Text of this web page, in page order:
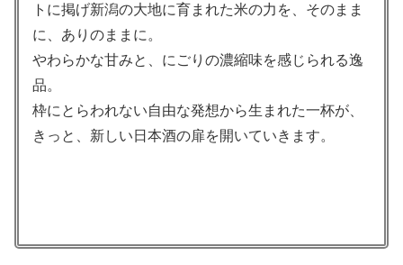
トに掲げ新潟の大地に育まれた米の力を、そのまま
に、ありのままに。
やわらかな甘みと、にごりの濃縮味を感じられる逸
品。
枠にとらわれない自由な発想から生まれた一杯が、
きっと、新しい日本酒の扉を開いていきます。